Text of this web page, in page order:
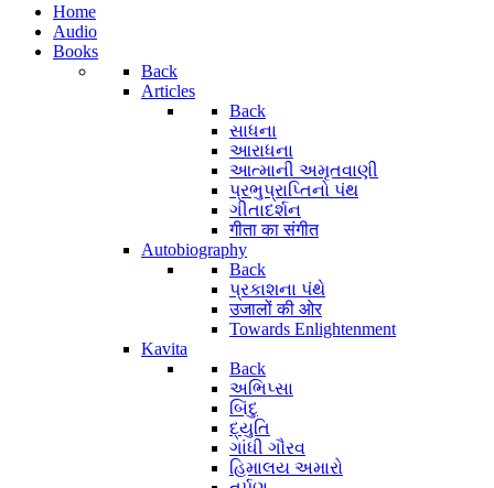
Home
Audio
Books
Back
Articles
Back
સાધના
આરાધના
આત્માની અમૃતવાણી
પ્રભુપ્રાપ્તિનો પંથ
ગીતાદર્શન
गीता का संगीत
Autobiography
Back
પ્રકાશના પંથે
उजालों की ओर
Towards Enlightenment
Kavita
Back
અભિપ્સા
બિંદુ
દ્યુતિ
ગાંધી ગૌરવ
હિમાલય અમારો